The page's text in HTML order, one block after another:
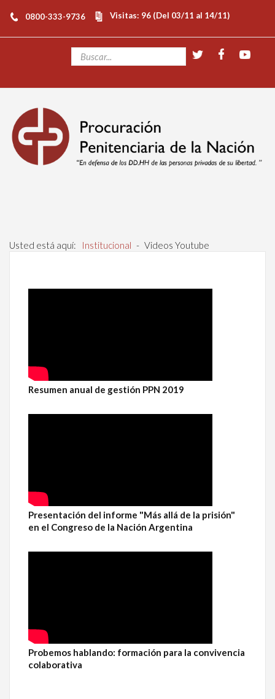
0800-333-9736 Visitas: 96 (Del 03/11 al 14/11)
Usted está aquí: Institucional - Videos Youtube
Resumen anual de gestión PPN 2019
Presentación del informe "Más allá de la prisión"
en el Congreso de la Nación Argentina
Probemos hablando: formación para la convivencia
colaborativa